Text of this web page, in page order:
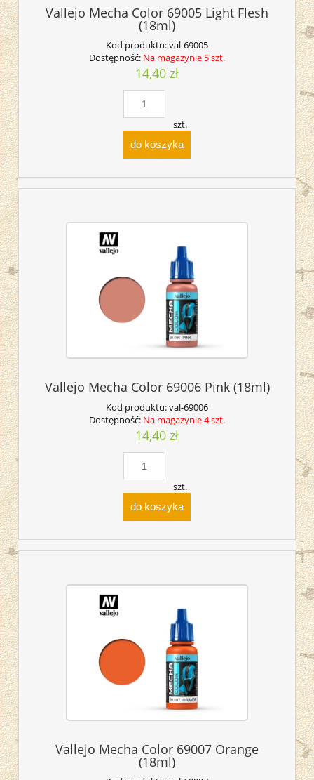
Vallejo Mecha Color 69005 Light Flesh
(18ml)
Kod produktu:val-69005
Dostępność: Na magazynie 5 szt.
14,40 zł
szt.
do koszyka
Vallejo Mecha Color 69006 Pink (18ml)
Kod produktu:val-69006
Dostępność: Na magazynie 4 szt.
14,40 zł
szt.
do koszyka
Vallejo Mecha Color 69007 Orange
(18ml)